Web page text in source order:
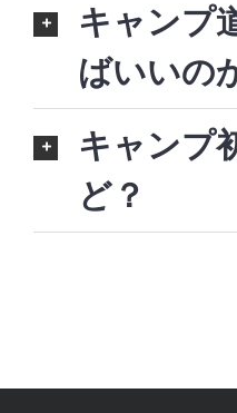
キャンプ
ばいいの
キャンプ
ど？